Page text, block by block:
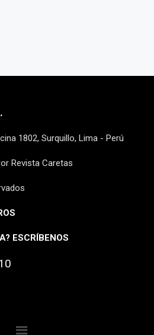
1802, Surquillo, Lima - Perú
Revista Caretas
ESCRÍBENOS